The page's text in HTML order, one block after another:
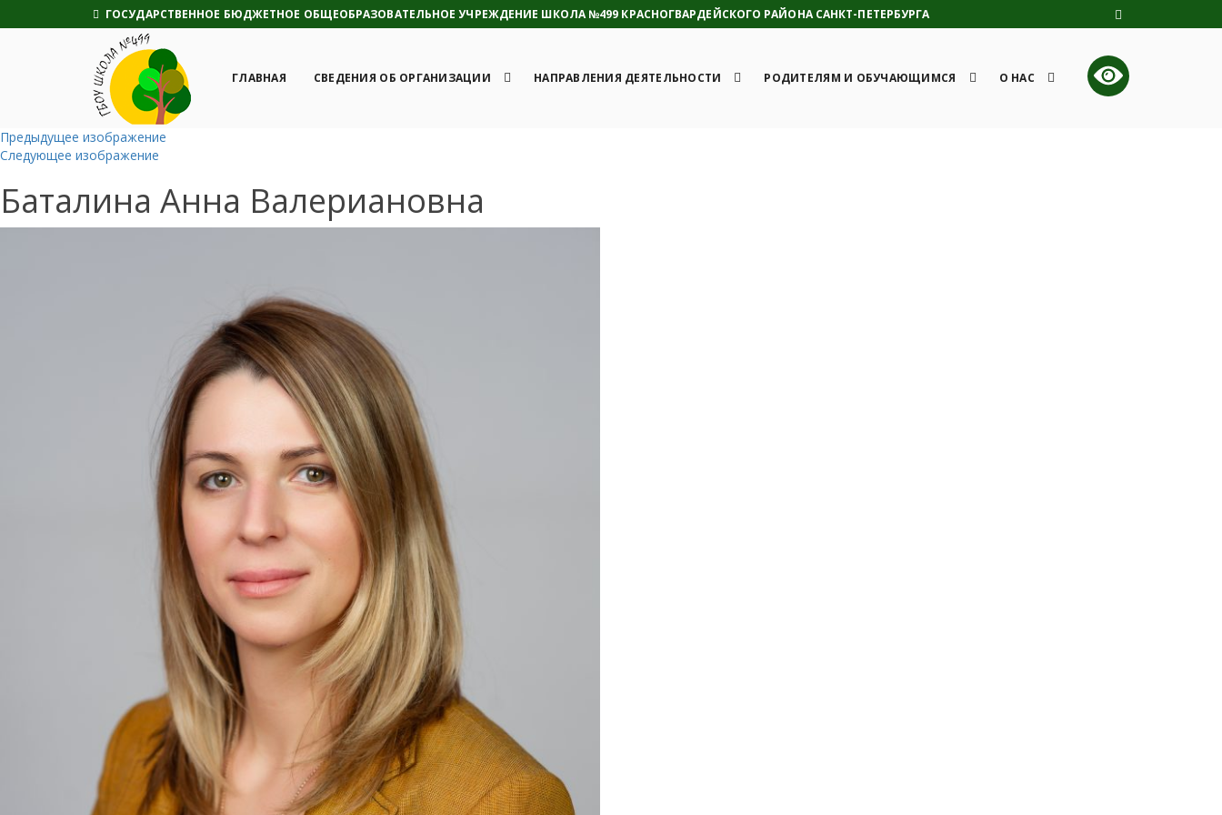
ГОСУДАРСТВЕННОЕ БЮДЖЕТНОЕ ОБЩЕОБРАЗОВАТЕЛЬНОЕ УЧРЕЖДЕНИЕ ШКОЛА №499 КРАСНОГВАРДЕЙСКОГО РАЙОНА САНКТ-ПЕТЕРБУРГА
ГЛАВНАЯ СВЕДЕНИЯ ОБ ОРГАНИЗАЦИИ НАПРАВЛЕНИЯ ДЕЯТЕЛЬНОСТИ РОДИТЕЛЯМ И ОБУЧАЮЩИМСЯ О НАС
Предыдущее изображение
Следующее изображение
Баталина Анна Валериановна